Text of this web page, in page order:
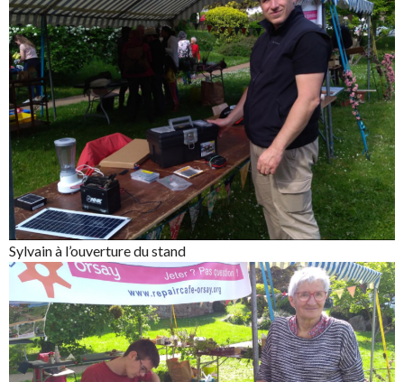
Sylvain à l’ouverture du stand